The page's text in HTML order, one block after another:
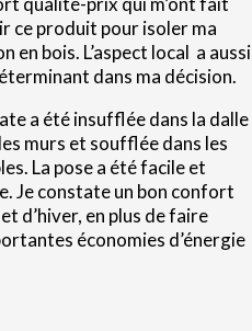
ce produit pour isoler ma
en bois. L’aspect local a aussi
dans ma décision.
a été insufflée dans la dalle
murs et soufflée dans les
La pose a été facile et
Je constate un bon confort
et d’hiver, en plus de faire
économies d’énergie